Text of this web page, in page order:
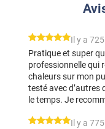
*****
Il y a
Pratique et super
professionnelle qui
chaleurs sur mon
testé avec d’autres
le temps. Je
*****
Il y a